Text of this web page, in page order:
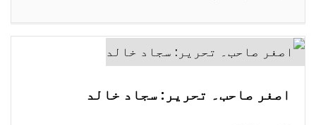
اصغر صاحب۔ تحریر: سجاد خالد